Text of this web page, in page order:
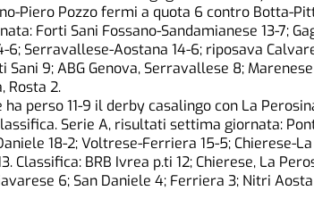
Piero Pozzo fermi a quota 6 contro Botta-
Forti Sani Fossano-Sandamianese 13-7;
6; Serravallese-Aostana 14-6; riposava
Sani 9; ABG Genova, Serravallese 8;
Rosta 2.
perso 11-9 il derby casalingo con La
Serie A, risultati settima giornata:
18-2; Voltrese-Ferriera 15-5; Chierese-
Classifica: BRB Ivrea p.ti 12; Chierese, La
6; San Daniele 4; Ferriera 3; Nitri Aosta